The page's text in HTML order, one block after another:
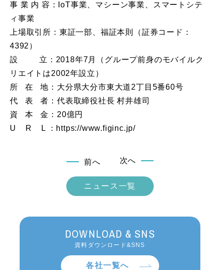
事 業 内 容：IoT事業、マシーン事業、スマートシテ
ィ事業
上場取引所：東証一部、福証本則（証券コード：
4392）
設 立：2018年7月（グループ前身のモバイルク
リエイトは2002年設立）
所 在 地：大分県大分市東大道2丁目5番60号
代 表 者：代表取締役社長 村井雄司
資 本 金：20億円
U R L ：https://www.figinc.jp/
前へ
ニュース一覧
次へ
DOWNLOAD & SNS
資料ダウンロード&SNS
各社一覧へ